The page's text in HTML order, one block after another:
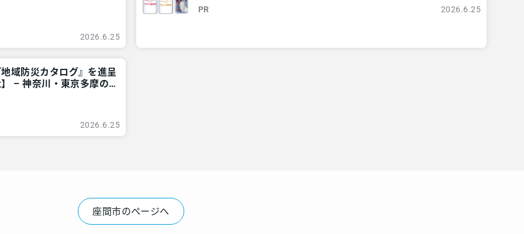
2026.6.25
PR 2026.6.25
域防災カタログ』を進呈
– 神奈川・東京多摩の
2026.6.25
座間市のページへ